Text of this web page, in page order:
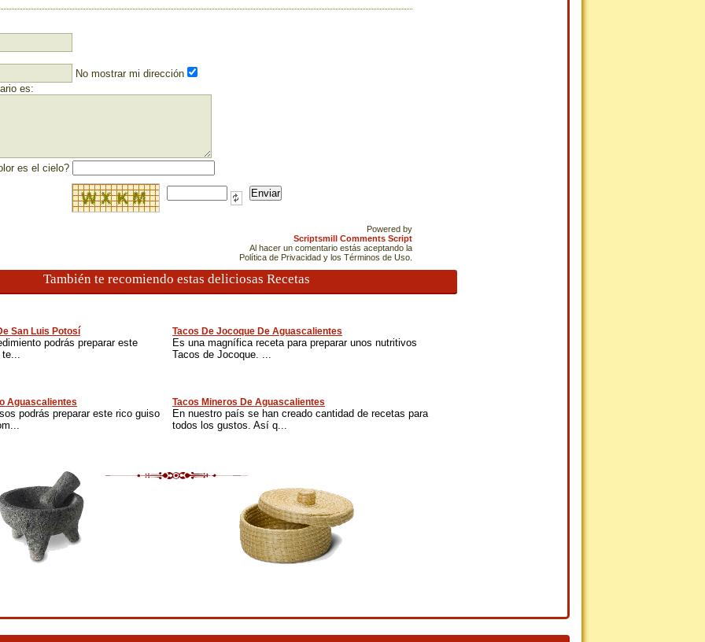
No mostrar mi dirección
es:
es el cielo?
Powered by
Scriptsmill Comments Script
Al hacer un comentario estás aceptando la
Política de Privacidad y los Términos de Uso.
También te recomiendo estas deliciosas Recetas
San Luis Potosí
podrás preparar este
te...
Tacos De Jocoque De Aguascalientes
Es una magnífica receta para preparar unos nutritivos
Tacos de Jocoque. ...
Aguascalientes
podrás preparar este rico guiso
Tacos Mineros De Aguascalientes
En nuestro país se han creado cantidad de recetas para
todos los gustos. Así q...